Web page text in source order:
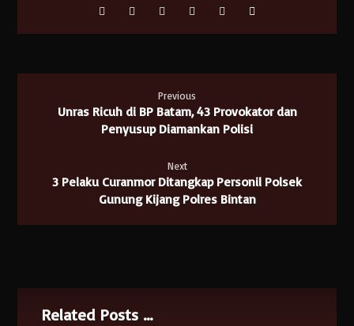
Previous
Unras Ricuh di BP Batam, 43 Provokator dan
Penyusup Diamankan Polisi
Next
3 Pelaku Curanmor Ditangkap Personil Polsek
Gunung Kijang Polres Bintan
Related Posts ...